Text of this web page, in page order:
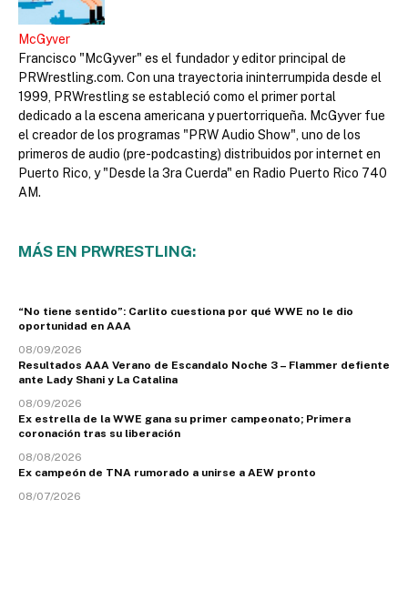
McGyver
Francisco "McGyver" es el fundador y editor principal de
PRWrestling.com. Con una trayectoria ininterrumpida desde el
1999, PRWrestling se estableció como el primer portal
dedicado a la escena americana y puertorriqueña. McGyver fue
el creador de los programas "PRW Audio Show", uno de los
primeros de audio (pre-podcasting) distribuidos por internet en
Puerto Rico, y "Desde la 3ra Cuerda" en Radio Puerto Rico 740
AM.
MÁS EN PRWRESTLING:
“No tiene sentido”: Carlito cuestiona por qué WWE no le dio
oportunidad en AAA
08/09/2026
Resultados AAA Verano de Escandalo Noche 3 – Flammer defiente
ante Lady Shani y La Catalina
08/09/2026
Ex estrella de la WWE gana su primer campeonato; Primera
coronación tras su liberación
08/08/2026
Ex campeón de TNA rumorado a unirse a AEW pronto
08/07/2026